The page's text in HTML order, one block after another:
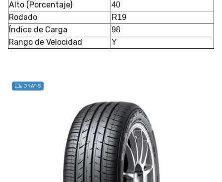
Alto (Porcentaje) 40
Rodado R19
Índice de Carga 98
Rango de Velocidad Y
GRATIS